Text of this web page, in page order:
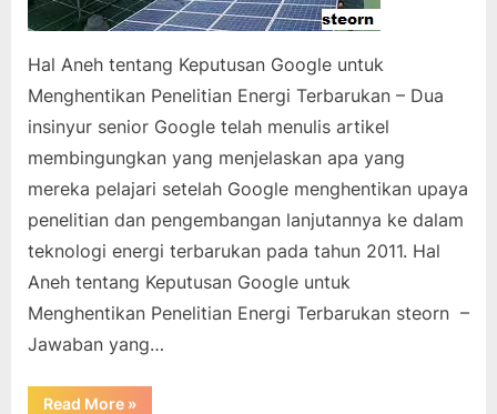
Hal Aneh tentang Keputusan Google untuk
Menghentikan Penelitian Energi Terbarukan – Dua
insinyur senior Google telah menulis artikel
membingungkan yang menjelaskan apa yang
mereka pelajari setelah Google menghentikan upaya
penelitian dan pengembangan lanjutannya ke dalam
teknologi energi terbarukan pada tahun 2011. Hal
Aneh tentang Keputusan Google untuk
Menghentikan Penelitian Energi Terbarukan steorn –
Jawaban yang…
Read More“Hal
»